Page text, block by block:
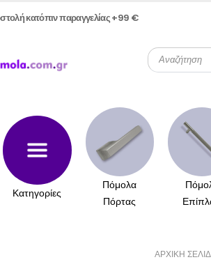
κατόπιν παραγγελίας +99 €
Κατηγορίες
Πόμολα
Πόρτας
ΑΡΧΙΚΉ